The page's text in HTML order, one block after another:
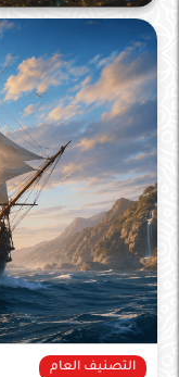
التصنيف العام
التصنيف العام